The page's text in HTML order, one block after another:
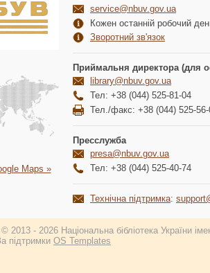
Maps »
service@nbuv.gov.ua
Кожен останній робочий
Зворотний зв'язок
Приймальня директора (для
library@nbuv.gov.ua
Тел: +38 (044) 525-81-04
Тел./факс: +38 (044) 525-56-
Пресслужба
presa@nbuv.gov.ua
Тел: +38 (044) 525-40-74
Технічна підтримка:
2013 - 2026 Національна бібліотека України
підтримки OS Templates